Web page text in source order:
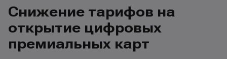
Снижение тарифов на
открытие цифровых
премиальных карт